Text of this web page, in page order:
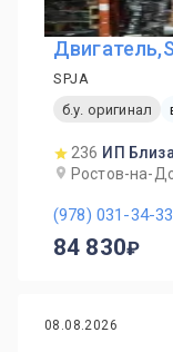
SPJA
б.у. оригинал
236 ИП
Ростов-на-
(978) 031-34-33
84 830
08.08.2026